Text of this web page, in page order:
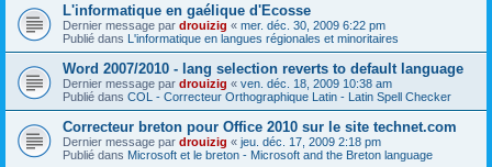
L'informatique en gaélique d'Ecosse
Dernier message par drouizig « mer. déc. 30, 2009 6:22 pm
Publié dans L'informatique en langues régionales et minoritaires
Word 2007/2010 - lang selection reverts to default language
Dernier message par drouizig « ven. déc. 18, 2009 10:38 am
Publié dans COL - Correcteur Orthographique Latin - Latin Spell Checker
Correcteur breton pour Office 2010 sur le site technet.com
Dernier message par drouizig « jeu. déc. 17, 2009 2:18 pm
Publié dans Microsoft et le breton - Microsoft and the Breton language